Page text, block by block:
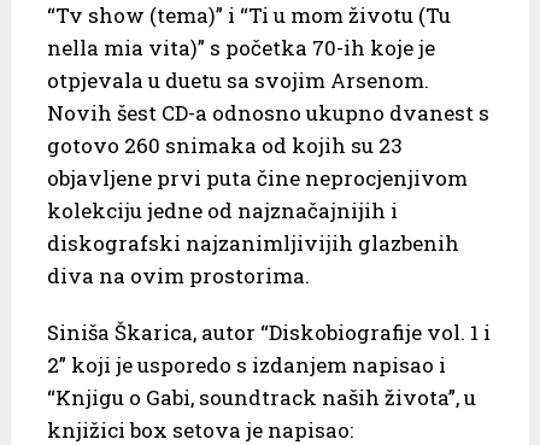
“Tv show (tema)” i “Ti u mom životu (Tu
nella mia vita)” s početka 70-ih koje je
otpjevala u duetu sa svojim Arsenom.
Novih šest CD-a odnosno ukupno dvanest s
gotovo 260 snimaka od kojih su 23
objavljene prvi puta čine neprocjenjivom
kolekciju jedne od najznačajnijih i
diskografski najzanimljivijih glazbenih
diva na ovim prostorima.
Siniša Škarica, autor “Diskobiografije vol. 1 i
2” koji je usporedo s izdanjem napisao i
“Knjigu o Gabi, soundtrack naših života”, u
knjižici box setova je napisao: